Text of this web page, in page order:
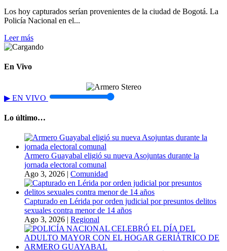
Los hoy capturados serían provenientes de la ciudad de Bogotá. La
Policía Nacional en el...
Leer más
En Vivo
▶ EN VIVO
Lo último…
Armero Guayabal eligió su nueva Asojuntas durante la
jornada electoral comunal
Ago 3, 2026 | Comunidad
Capturado en Lérida por orden judicial por presuntos delitos
sexuales contra menor de 14 años
Ago 3, 2026 | Regional